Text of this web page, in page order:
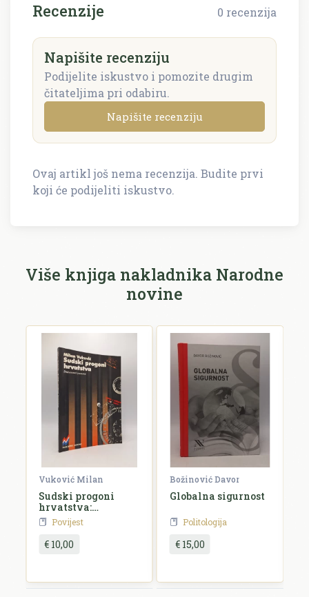
Recenzije 0 recenzija
Napišite recenziju
Podijelite iskustvo i pomozite drugim
čitateljima pri odabiru.
Napišite recenziju
Napišite recenziju
E-mail se ne prikazuje javno.
Ocjena *
Komentar *
Ovaj artikl još nema recenzija. Budite prvi
koji će podijeliti iskustvo.
Više knjiga nakladnika Narodne
novine
Vuković Milan
Sudski progoni
hrvatstva:
dokumenti
vremena
Povijest
€ 10,00
Božinović Davor
Globalna sigurnost
Politologija
€ 15,00